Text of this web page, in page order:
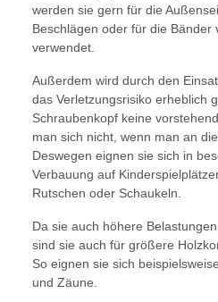
werden sie gern für die
Beschlägen oder für die Bänder
verwendet.
Außerdem wird durch den
das Verletzungsrisiko erheblich
Schraubenkopf keine
man sich nicht, wenn man an
Deswegen eignen sie sich in
Verbauung auf
Rutschen oder Schaukeln.
Da sie auch höhere
sind sie auch für größere
So eignen sie sich
und Zäune.